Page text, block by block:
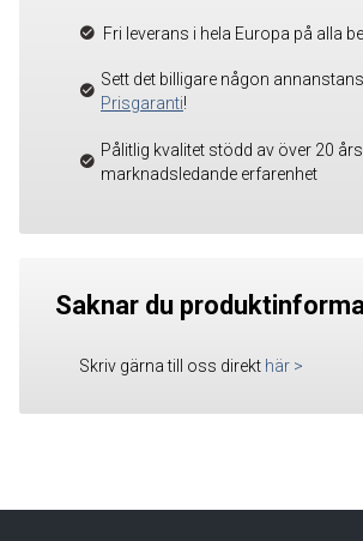
Fri leverans i hela Europa på alla
Sett det billigare någon
Prisgaranti!
Pålitlig kvalitet stödd av över 20 års
marknadsledande erfarenhet
Saknar du
Skriv gärna till oss direkt här >